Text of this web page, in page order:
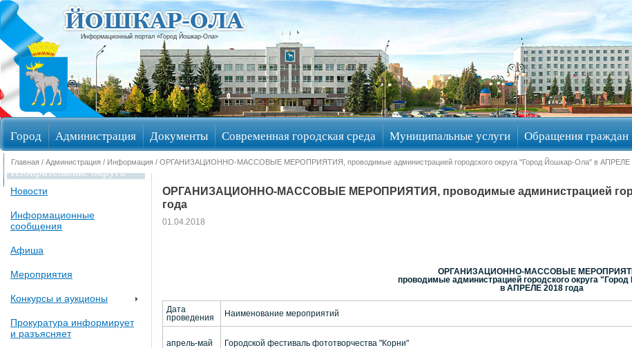
Информационный портал «Город Йошкар-Ола»
Город Администрация Документы Современная городская среда Муниципальные услуги Обращения граждан
Избирательные округа
Главная / Администрация / Информация / ОРГАНИЗАЦИОННО-МАССОВЫЕ МЕРОПРИЯТИЯ, проводимые администрацией городского округа "Город Йошкар-Ола" в АПРЕЛЕ
Новости
Информационные
сообщения
Афиша
Мероприятия
Конкурсы и аукционы
Прокуратура информирует
и разъясняет
ОРГАНИЗАЦИОННО-МАССОВЫЕ МЕРОПРИЯТИЯ, проводимые администрацией
года
01.04.2018
ОРГАНИЗАЦИОННО-МАССОВЫЕ
проводимые администрацией городского округа
в АПРЕЛЕ 2018 года
Дата
проведения
Наименование мероприятий
апрель-май Городской фестиваль фототворчества "Корни"